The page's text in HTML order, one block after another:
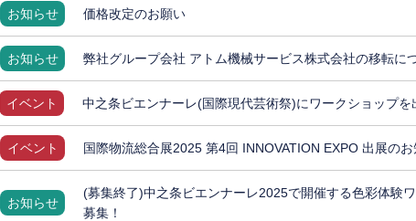
お知らせ 価格改定のお願い
お知らせ 弊社グループ会社 アトム機械サービス株式会社の移転に
イベント 中之条ビエンナーレ(国際現代芸術祭)にワークショップを
イベント 国際物流総合展2025 第4回 INNOVATION EXPO 出展の
お知らせ
(募集終了)中之条ビエンナーレ2025で開催する色彩体験
募集！